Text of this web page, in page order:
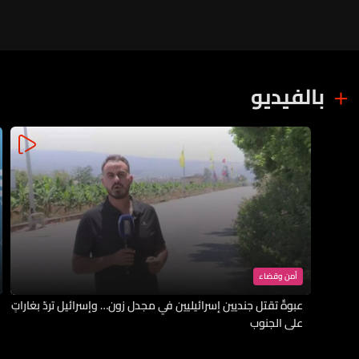
بالفيديو
أمن وقضاء
عبوةٌ تقتل جنديين إسرائيليين في مجدل زون… وإسرائيل تردّ بغاراتٍ
على الجنوب